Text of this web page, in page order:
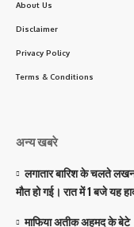
About Us
Disclaimer
Privacy Policy
Terms & Conditions
अन्य खबरे
लगातार बारिश के चलते
मौत हो गई। रात में 1 बजे यह
माफिया अतीक अहमद के बेटे